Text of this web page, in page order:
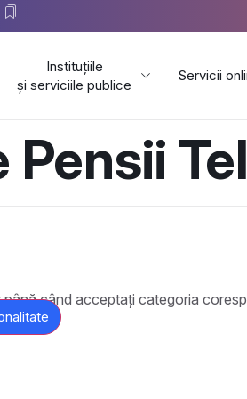
Instituțiile
și serviciile publice
Servicii